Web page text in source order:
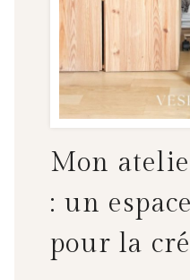
Mon
: un
pour la